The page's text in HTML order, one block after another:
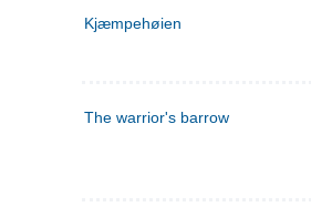
Kjæmpehøien
The warrior's barrow